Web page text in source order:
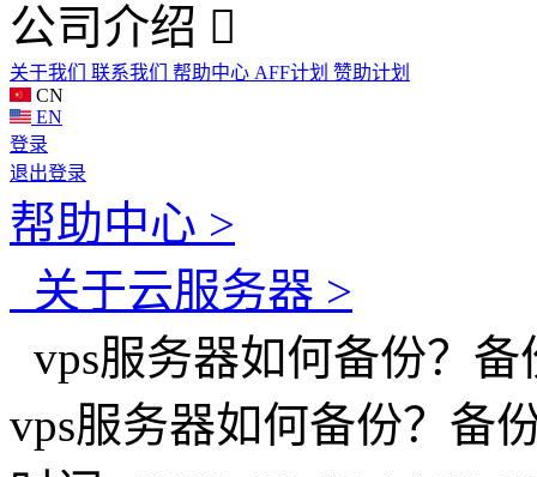
公司介绍
关于我们 联系我们 帮助中心 AFF计划 赞助计划
CN
EN
登录
退出登录
帮助中心 >
关于云服务器 >
vps服务器如何备份？
vps服务器如何备份？备